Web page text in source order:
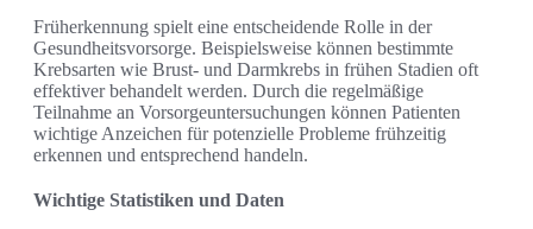
Früherkennung spielt eine entscheidende Rolle in der
Gesundheitsvorsorge. Beispielsweise können bestimmte
Krebsarten wie Brust- und Darmkrebs in frühen Stadien oft
effektiver behandelt werden. Durch die regelmäßige
Teilnahme an Vorsorgeuntersuchungen können Patienten
wichtige Anzeichen für potenzielle Probleme frühzeitig
erkennen und entsprechend handeln.
Wichtige Statistiken und Daten